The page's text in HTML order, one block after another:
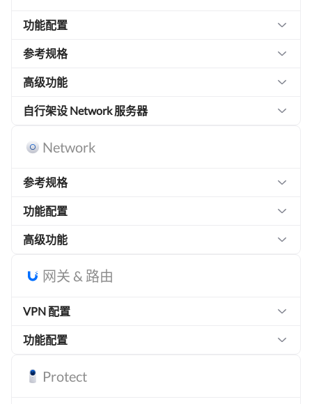
功能配置
参考规格
高级功能
自行架设 Network 服务器
Network
参考规格
功能配置
高级功能
网关 & 路由
VPN 配置
功能配置
Protect